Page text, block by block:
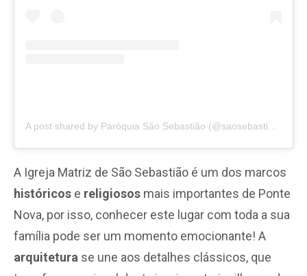
A Igreja Matriz de São Sebastião é um dos marcos
históricos e religiosos mais importantes de Ponte
Nova, por isso, conhecer este lugar com toda a sua
família pode ser um momento emocionante! A
arquitetura se une aos detalhes clássicos, que